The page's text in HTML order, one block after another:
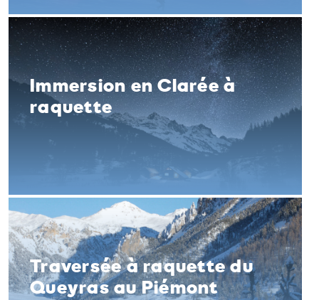
Immersion en Clarée à
raquette
Traversée à raquette du
Queyras au Piémont